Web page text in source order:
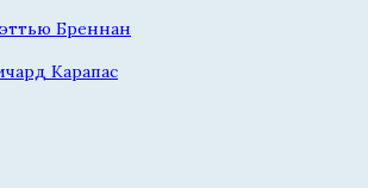
Бреннан
Карапас